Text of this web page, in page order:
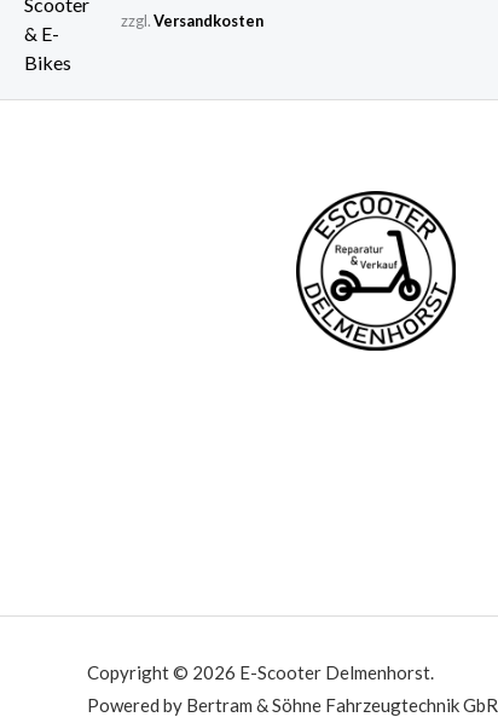
€
zzgl.Versandkosten
Copyright © 2026 E-Scooter Delmenhorst.
Powered by Bertram & Söhne Fahrzeugtechnik GbR